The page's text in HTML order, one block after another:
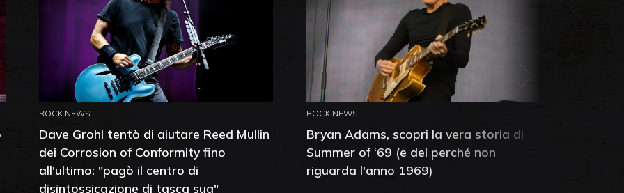
ROCK NEWS
Dave Grohl tentò di aiutare Reed Mullin
dei Corrosion of Conformity fino
all'ultimo: "pagò il centro di
disintossicazione di tasca sua"
ROCK NEWS
Bryan Adams, scopri la vera storia di
Summer of ‘69 (e del perché non
riguarda l'anno 1969)